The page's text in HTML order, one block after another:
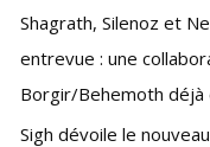
:Shagrath, Silenoz et
entrevue : une
Borgir/Behemoth déjà
Sigh dévoile le